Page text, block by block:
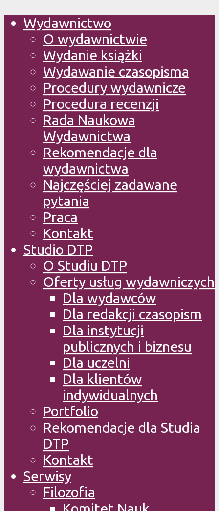
Wydawnictwo
O wydawnictwie
Wydanie książki
Wydawanie czasopisma
Procedury wydawnicze
Procedura recenzji
Rada Naukowa
Wydawnictwa
Rekomendacje dla
wydawnictwa
Najczęściej zadawane
pytania
Praca
Kontakt
Studio DTP
O Studiu DTP
Oferty usług wydawniczych
Dla wydawców
Dla redakcji czasopism
Dla instytucji
publicznych i biznesu
Dla uczelni
Dla klientów
indywidualnych
Portfolio
Rekomendacje dla Studia
DTP
Kontakt
Serwisy
Filozofia